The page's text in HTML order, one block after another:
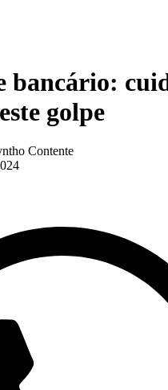
bancário:
golpe
Contente